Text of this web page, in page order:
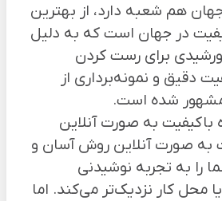
هم شعبه دارد، از بهترین
در جهان است که به دلیل
برای رست کردن
دقیق و نمونه‌برداری از
شده است.
باکیفیت به صورت آنلاین
به صورت آنلاین روش آسان و
به تجربه نوشیدنی
محل کار نزدیک‌تر می‌کند. اما